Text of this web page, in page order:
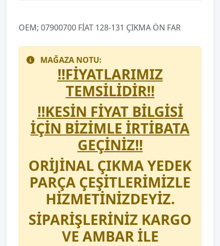
OEM; 07900700 FİAT 128-131 ÇIKMA ÖN FAR
MAĞAZA NOTU:
!!FİYATLARIMIZ
TEMSİLİDİR!!
!!KESİN FİYAT BİLGİSİ
İÇİN BİZİMLE İRTİBATA
GEÇİNİZ!!
ORİJİNAL ÇIKMA YEDEK
PARÇA ÇEŞİTLERİMİZLE
HİZMETİNİZDEYİZ.
SİPARİŞLERİNİZ KARGO
VE AMBAR İLE